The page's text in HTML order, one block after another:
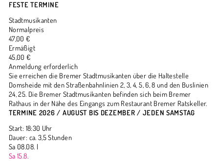
FESTE TERMINE
Stadtmusikanten
Normalpreis
47,00 €
Ermäßigt
45,00 €
Anmeldung erforderlich
Sie erreichen die Bremer Stadtmusikanten über die Haltestelle
Domsheide mit den Straßenbahnlinien 2, 3, 4, 5, 6, 8 und den Buslinien
24, 25. Die Bremer Stadtmusikanten befinden sich beim Bremer
Rathaus in der Nähe des Eingangs zum Restaurant Bremer Ratskeller.
TERMINE 2026 / AUGUST BIS DEZEMBER / JEDEN SAMSTAG
Start: 18:30 Uhr
Dauer: ca. 3,5 Stunden
Sa 08.08. |
Sa 15.8.